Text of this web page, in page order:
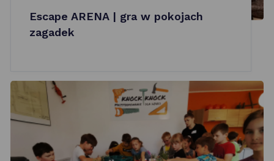
Escape ARENA | gra w pokojach
zagadek